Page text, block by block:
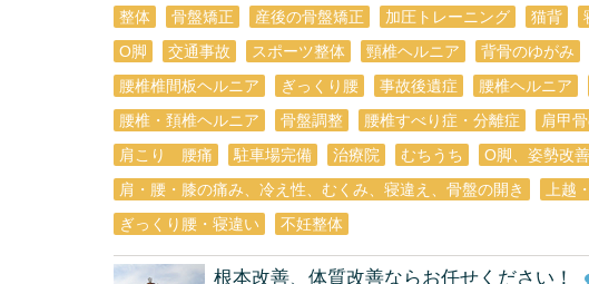
整体 骨盤矯正 産後の骨盤矯正 加圧トレーニング 猫背
О脚
交通事故 スポーツ整体 頸椎ヘルニア 背骨のゆがみ
腰椎椎間板ヘルニア
ぎっくり腰 事故後遺症 腰椎ヘルニア
腰椎・頚椎ヘルニア
骨盤調整 腰椎すべり症・分離症 肩甲
肩こり 腰痛
駐車場完備 治療院 むちうち
O脚、姿勢改
肩・腰・膝の痛み、冷え性、むくみ、寝違え、骨盤の開き
上越
ぎっくり腰・寝違い
不妊整体
根本改善、体質改善ならお任せください！